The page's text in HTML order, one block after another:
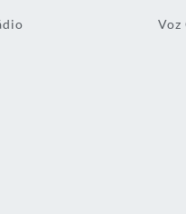
Voz